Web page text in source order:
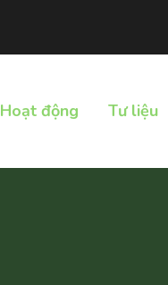
Hoạt động Tư liệu